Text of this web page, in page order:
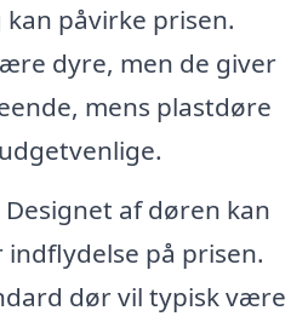
påvirke prisen.
dyre, men de giver
mens plastdøre
Designet af døren kan
indflydelse på prisen.
dør vil typisk være